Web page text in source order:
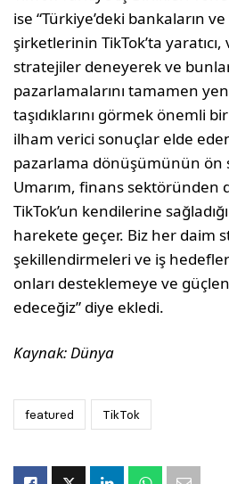
ise “Türkiye’deki bankaların
şirketlerinin TikTok’ta yaratıcı,
stratejiler deneyerek ve
pazarlamalarını tamamen
taşıdıklarını görmek önemli
ilham verici sonuçlar elde
pazarlama dönüşümünün ön
Umarım, finans sektöründen
TikTok’un kendilerine
harekete geçer. Biz her daim
şekillendirmeleri ve iş
onları desteklemeye ve
edeceğiz” diye ekledi.
Kaynak: Dünya
featured TikTok